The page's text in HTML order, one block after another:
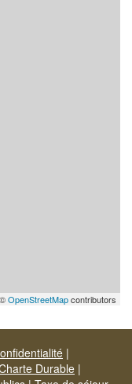
OpenStreetMapcontributors
|
Durable |